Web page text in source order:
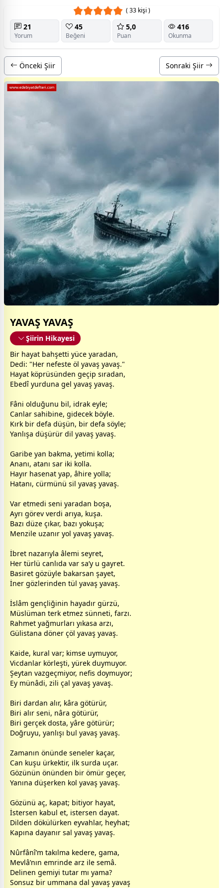
( 33 kişi )
21
Yorum
45
Beğeni
5,0
Puan
416
Okunma
Önceki Şiir Sonraki Şiir
YAVAŞ YAVAŞ
Şiirin Hikayesi
Bir hayat bahşetti yüce yaradan,
Dedi: "Her nefeste öl yavaş yavaş."
Hayat köprüsünden geçip sıradan,
Ebedî yurduna gel yavaş yavaş.
Fâni olduğunu bil, idrak eyle;
Canlar sahibine, gidecek böyle.
Kırk bir defa düşün, bir defa söyle;
Yanlışa düşürür dil yavaş yavaş.
Garibe yan bakma, yetimi kolla;
Ananı, atanı sar iki kolla.
Hayır hasenat yap, âhire yolla;
Hatanı, cürmünü sil yavaş yavaş.
Var etmedi seni yaradan boşa,
Ayrı görev verdi arıya, kuşa.
Bazı düze çıkar, bazı yokuşa;
Menzile uzanır yol yavaş yavaş.
İbret nazarıyla âlemi seyret,
Her türlü canlıda var sa’y u gayret.
Basiret gözüyle bakarsan şayet,
İner gözlerinden tül yavaş yavaş.
İslâm gençliğinin hayadır gürzü,
Müslüman terk etmez sünneti, farzı.
Rahmet yağmurları yıkasa arzı,
Gülistana döner çöl yavaş yavaş.
Kaide, kural var; kimse uymuyor,
Vicdanlar körleşti, yürek duymuyor.
Şeytan vazgeçmiyor, nefis doymuyor;
Ey münâdi, zili çal yavaş yavaş.
Biri dardan alır, kâra götürür,
Biri alır seni, nâra götürür,
Biri gerçek dosta, yâre götürür;
Doğruyu, yanlışı bul yavaş yavaş.
Zamanın önünde seneler kaçar,
Can kuşu ürkektir, ilk surda uçar.
Gözünün önünden bir ömür geçer,
Yanına düşerken kol yavaş yavaş.
Gözünü aç, kapat; bitiyor hayat,
İstersen kabul et, istersen dayat.
Dilden dökülürken eyvahlar, heyhat;
Kapına dayanır sal yavaş yavaş.
Nûrfânî’m takılma kedere, gama,
Mevlâ’nın emrinde arz ile semâ.
Delinen gemiyi tutar mı yama?
Sonsuz bir ummana dal yavaş yavaş